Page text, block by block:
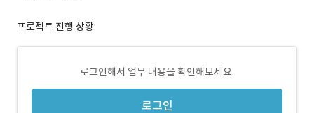
프로젝트 진행 상황:
로그인해서 업무 내용을 확인해보세요.
로그인